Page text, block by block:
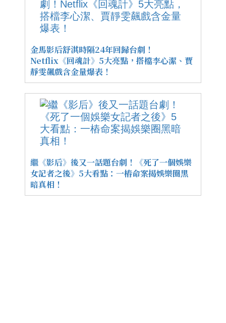
金馬影后舒淇時隔24年回歸台劇！
Netflix《回魂計》5大亮點，搭檔李心潔、賈
靜雯飆戲含金量爆表！
繼《影后》後又一話題台劇！《死了一個娛樂
女記者之後》5大看點：一樁命案揭娛樂圈黑
暗真相！